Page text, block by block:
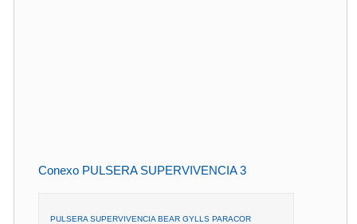
Conexo PULSERA SUPERVIVENCIA 3
PULSERA SUPERVIVENCIA BEAR GYLLS PARACOR